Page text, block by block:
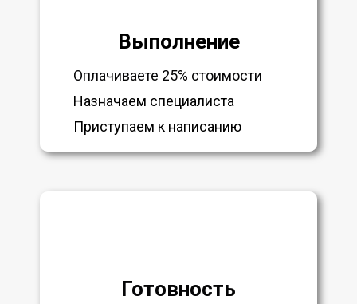
Выполнение
Оплачиваете 25% стоимости
Назначаем специалиста
Приступаем к написанию
Готовность